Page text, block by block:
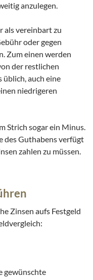
anzulegen.
als vereinbart zu
oder gegen
Zum einen werden
der restlichen
üblich, auch eine
niedrigeren
Strich sogar ein Minus.
des Guthabens verfügt
zahlen zu müssen.
Zinsen aufs Festgeld
gewünschte